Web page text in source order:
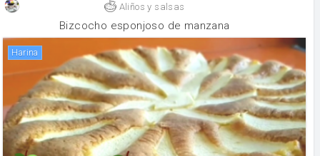
Aliños y salsas
Bizcocho esponjoso de manzana
harina